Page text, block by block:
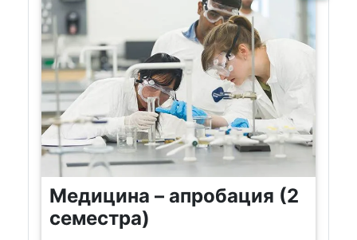
Медицина – апробация (2
семестра)